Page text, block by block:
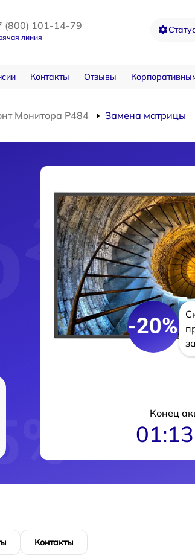
(800) 101-14-79
линия
Контакты Отзывы
Монитора P484 Замена матрицы
-20%
Конец
Контакты